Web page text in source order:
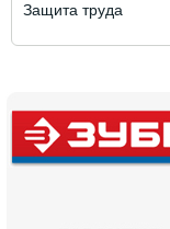
Защита труда